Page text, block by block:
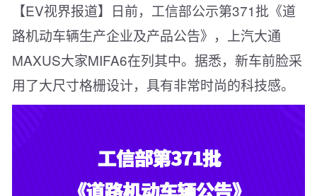
【EV视界报道】日前，工信部公示第371批《道
路机动车辆生产企业及产品公告》，上汽大通
MAXUS大家MIFA6在列其中。据悉，新车前脸采
用了大尺寸格栅设计，具有非常时尚的科技感。